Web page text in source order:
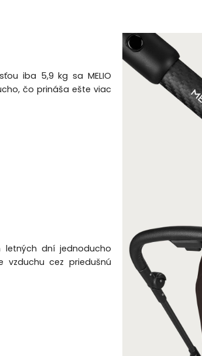
iba 5,9 kg sa MELIO
čo prináša ešte viac
letných dní jednoducho
vzduchu cez priedušnú